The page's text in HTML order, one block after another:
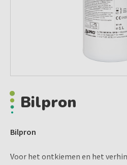
Bilpron
Bilpron
Voor het ontkiemen en het